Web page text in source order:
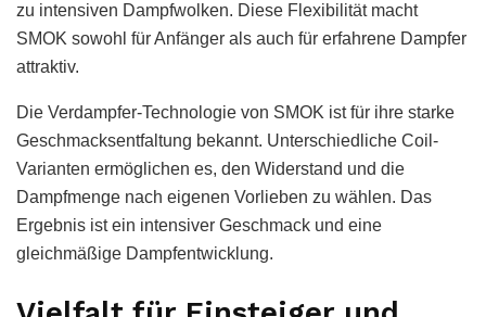
zu intensiven Dampfwolken. Diese Flexibilität macht
SMOK sowohl für Anfänger als auch für erfahrene Dampfer
attraktiv.
Die Verdampfer-Technologie von SMOK ist für ihre starke
Geschmacksentfaltung bekannt. Unterschiedliche Coil-
Varianten ermöglichen es, den Widerstand und die
Dampfmenge nach eigenen Vorlieben zu wählen. Das
Ergebnis ist ein intensiver Geschmack und eine
gleichmäßige Dampfentwicklung.